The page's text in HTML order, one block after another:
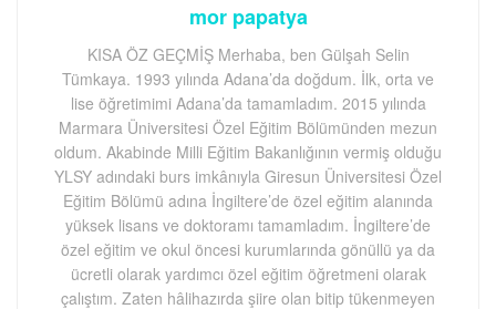
mor papatya
KISA ÖZ GEÇMİŞ Merhaba, ben Gülşah Selin
Tümkaya. 1993 yılında Adana’da doğdum. İlk, orta ve
lise öğretimimi Adana’da tamamladım. 2015 yılında
Marmara Üniversitesi Özel Eğitim Bölümünden mezun
oldum. Akabinde Milli Eğitim Bakanlığının vermiş olduğu
YLSY adındaki burs imkânıyla Giresun Üniversitesi Özel
Eğitim Bölümü adına İngiltere’de özel eğitim alanında
yüksek lisans ve doktoramı tamamladım. İngiltere’de
özel eğitim ve okul öncesi kurumlarında gönüllü ya da
ücretli olarak yardımcı özel eğitim öğretmeni olarak
çalıştım. Zaten hâlihazırda şiire olan bitip tükenmeyen